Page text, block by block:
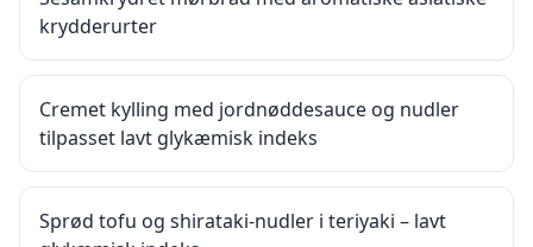
krydderurter
Cremet kylling med jordnøddesauce og nudler
tilpasset lavt glykæmisk indeks
Sprød tofu og shirataki-nudler i teriyaki – lavt